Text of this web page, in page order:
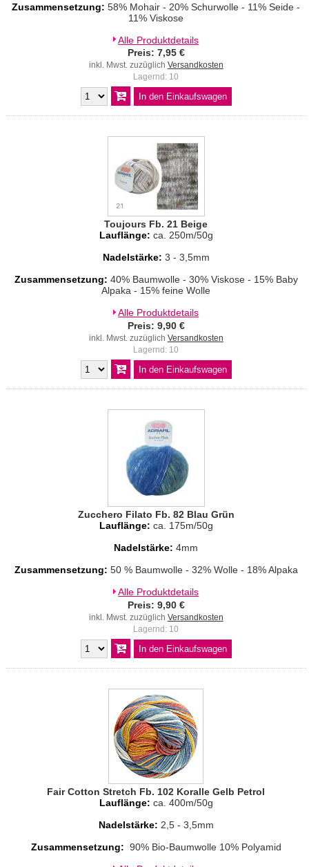
Zusammensetzung:58% Mohair - 20% Schurwolle - 11% Seide -
11% Viskose
Alle Produktdetails
Preis: 7,95 €
inkl. Mwst. zuzüglich Versandkosten
Lagernd: 10
Toujours Fb. 21 Beige
Lauflänge: ca. 250m/50g
Nadelstärke: 3 - 3,5mm
Zusammensetzung: 40% Baumwolle - 30% Viskose - 15% Baby
Alpaka - 15% feine Wolle
Alle Produktdetails
Preis: 9,90 €
inkl. Mwst. zuzüglich Versandkosten
Lagernd: 10
Zucchero Filato Fb. 82 Blau Grün
Lauflänge: ca. 175m/50g
Nadelstärke: 4mm
Zusammensetzung: 50 % Baumwolle - 32% Wolle - 18% Alpaka
Alle Produktdetails
Preis: 9,90 €
inkl. Mwst. zuzüglich Versandkosten
Lagernd: 10
Fair Cotton Stretch Fb. 102 Koralle Gelb Petrol
Lauflänge: ca. 400m/50g
Nadelstärke: 2,5 - 3,5mm
Zusammensetzung: 90% Bio-Baumwolle 10% Polyamid